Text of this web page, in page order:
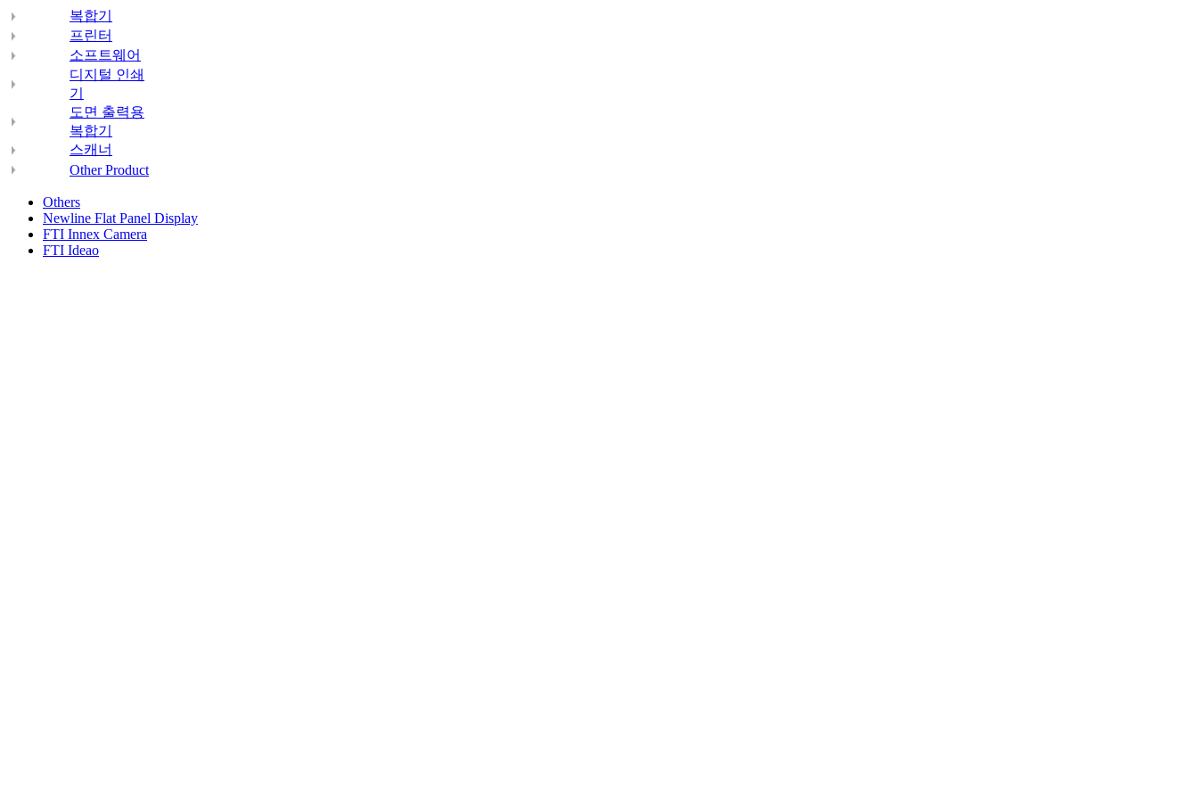
복합기
프린터
소프트웨어
디지털 인쇄
기
도면 출력용
복합기
스캐너
Other Product
Others
Newline Flat Panel Display
FTI Innex Camera
FTI Ideao